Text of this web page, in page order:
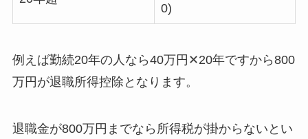
0)
例えば勤続20年の人なら40万円✕20年ですから800
万円が退職所得控除となります。
退職金が800万円までなら所得税が掛からないとい